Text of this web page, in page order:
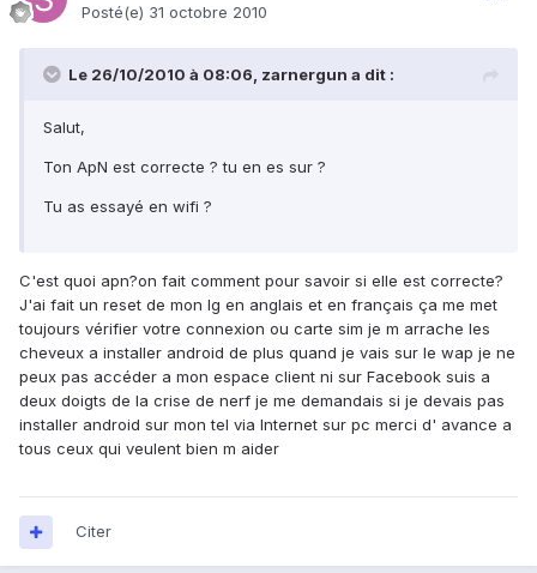
Posté(e) 31 octobre 2010
Le 26/10/2010 à 08:06, zarnergun a dit :
Salut,
Ton ApN est correcte ? tu en es sur ?
Tu as essayé en wifi ?
C'est quoi apn?on fait comment pour savoir si elle est correcte?
J'ai fait un reset de mon lg en anglais et en français ça me met
toujours vérifier votre connexion ou carte sim je m arrache les
cheveux a installer android de plus quand je vais sur le wap je ne
peux pas accéder a mon espace client ni sur Facebook suis a
deux doigts de la crise de nerf je me demandais si je devais pas
installer android sur mon tel via Internet sur pc merci d' avance a
tous ceux qui veulent bien m aider
Citer